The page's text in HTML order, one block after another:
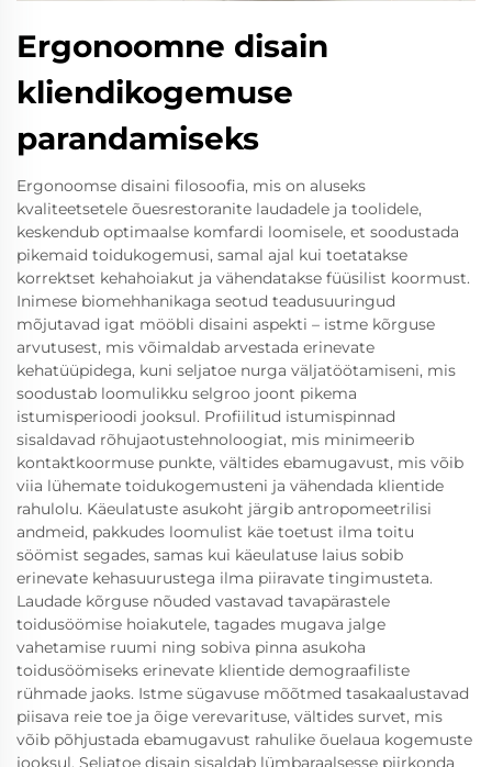
Ergonoomne disain
kliendikogemuse
parandamiseks
Ergonoomse disaini filosoofia, mis on aluseks
kvaliteetsetele õuesrestoranite laudadele ja toolidele,
keskendub optimaalse komfardi loomisele, et soodustada
pikemaid toidukogemusi, samal ajal kui toetatakse
korrektset kehahoiakut ja vähendatakse füüsilist koormust.
Inimese biomehhanikaga seotud teadusuuringud
mõjutavad igat mööbli disaini aspekti – istme kõrguse
arvutusest, mis võimaldab arvestada erinevate
kehatüüpidega, kuni seljatoe nurga väljatöötamiseni, mis
soodustab loomulikku selgroo joont pikema
istumisperioodi jooksul. Profiilitud istumispinnad
sisaldavad rõhujaotustehnoloogiat, mis minimeerib
kontaktkoormuse punkte, vältides ebamugavust, mis võib
viia lühemate toidukogemusteni ja vähendada klientide
rahulolu. Käeulatuste asukoht järgib antropomeetrilisi
andmeid, pakkudes loomulist käe toetust ilma toitu
söömist segades, samas kui käeulatuse laius sobib
erinevate kehasuurustega ilma piiravate tingimusteta.
Laudade kõrguse nõuded vastavad tavapärastele
toidusöömise hoiakutele, tagades mugava jalge
vahetamise ruumi ning sobiva pinna asukoha
toidusöömiseks erinevate klientide demograafiliste
rühmade jaoks. Istme sügavuse mõõtmed tasakaalustavad
piisava reie toe ja õige verevarituse, vältides survet, mis
võib põhjustada ebamugavust rahulike õuelaua kogemuste
jooksul. Seljatoe disain sisaldab lümbaraalsesse piirkonda